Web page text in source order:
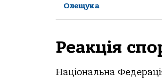
Олещука
Реакція
Національна